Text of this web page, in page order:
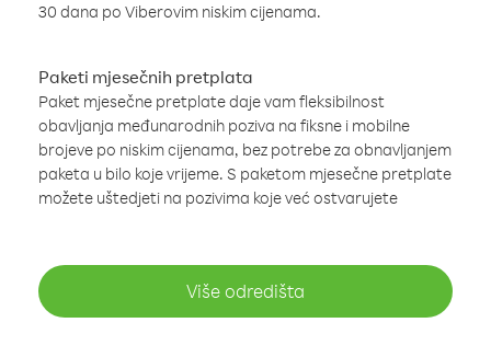
30 dana po Viberovim niskim cijenama.
Paketi mjesečnih pretplata
Paket mjesečne pretplate daje vam fleksibilnost
obavljanja međunarodnih poziva na fiksne i mobilne
brojeve po niskim cijenama, bez potrebe za obnavljanjem
paketa u bilo koje vrijeme. S paketom mjesečne pretplate
možete uštedjeti na pozivima koje već ostvarujete
Više odredišta